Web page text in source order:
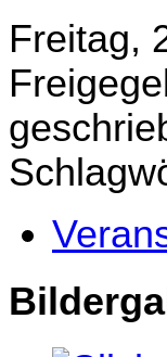
Freitag,